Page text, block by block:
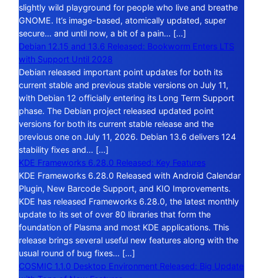
slightly wild playground for people who live and breathe
GNOME. It’s image-based, atomically updated, super
secure… and until now, a bit of a pain… […]
Debian 12.15 and 13.6 Released: Bookworm Enters LTS
with Support Until 2028
Debian released important point updates for both its
current stable and previous stable versions on July 11,
with Debian 12 officially entering its Long Term Support
phase. The Debian project released updated point
versions for both its current stable release and the
previous one on July 11, 2026. Debian 13.6 delivers 124
stability fixes and… […]
KDE Frameworks 6.28.0 Released: Key Features
KDE Frameworks 6.28.0 Released with Android Calendar
Plugin, New Barcode Support, and KIO Improvements.
KDE has released Frameworks 6.28.0, the latest monthly
update to its set of over 80 libraries that form the
foundation of Plasma and most KDE applications. This
release brings several useful new features along with the
usual round of bug fixes… […]
COSMIC 1.1.0 Desktop Environment Released: Big Update